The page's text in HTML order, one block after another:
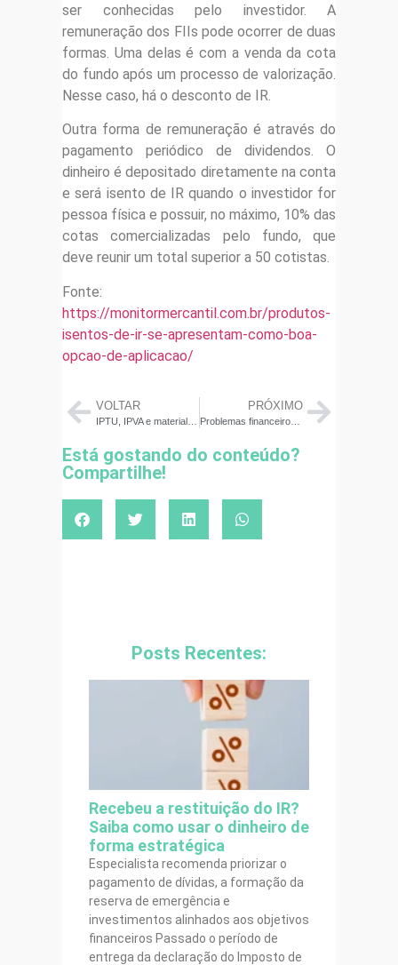
ser conhecidas pelo investidor. A
remuneração dos FIIs pode ocorrer de duas
formas. Uma delas é com a venda da cota
do fundo após um processo de valorização.
Nesse caso, há o desconto de IR.
Outra forma de remuneração é através do
pagamento periódico de dividendos. O
dinheiro é depositado diretamente na conta
e será isento de IR quando o investidor for
pessoa física e possuir, no máximo, 10% das
cotas comercializadas pelo fundo, que
deve reunir um total superior a 50 cotistas.
Fonte:
https://monitormercantil.com.br/produtos-
isentos-de-ir-se-apresentam-como-boa-
opcao-de-aplicacao/
VOLTAR
IPTU, IPVA e material escolar: como organizar os gastos de início do ano
PRÓXIMO
Problemas financeiros do colaborador impactam a produtividade no trabalho
Está gostando do conteúdo?
Compartilhe!
Posts Recentes:
Recebeu a restituição do IR?
Saiba como usar o dinheiro de
forma estratégica
Especialista recomenda priorizar o
pagamento de dívidas, a formação da
reserva de emergência e
investimentos alinhados aos objetivos
financeiros Passado o período de
entrega da declaração do Imposto de